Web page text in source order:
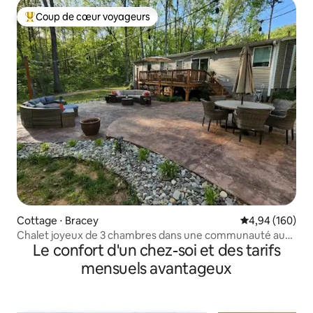
Coups de cœur voyageurs les plus appréciés
Coup de cœur voyageurs
Cottage ⋅ Bracey Évaluation
4,94 (160)
Chalet joyeux de 3 chambres dans une communauté au
bord d'un lac
Le confort d'un chez-soi et des tarifs
mensuels avantageux